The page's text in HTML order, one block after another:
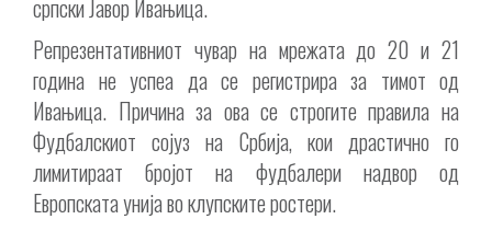
српски Јавор Ивањица.
Репрезентативниот чувар на мрежата до 20 и 21
година не успеа да се регистрира за тимот од
Ивањица. Причина за ова се строгите правила на
Фудбалскиот сојуз на Србија, кои драстично го
лимитираат бројот на фудбалери надвор од
Европската унија во клупските ростери.